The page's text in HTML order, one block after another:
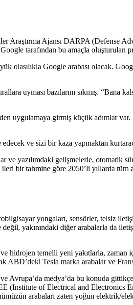
Ajansı DARPA (Defense
tarafından bu amaçla oluşturulan
olasılıkla Google arabası olacak.
uyması bazılarını sıkmış. “Bana
uygulamaya girmiş küçük adımlar var.
ve sizi bir kaza yapmaktan
ve yazılımdaki gelişmelerle, otomatik
bir tahmine göre 2050’li yıllarda
yongaları, sensörler, telsiz
değil, yakınındaki diğer arabalarla da
hidrojen temelli yeni yakıtlarla, zaman
ABD’deki Tesla marka arabalar ve
medya’da bu konuda
of Electrical and Electronics
arabaları zaten yoğun elektrik/